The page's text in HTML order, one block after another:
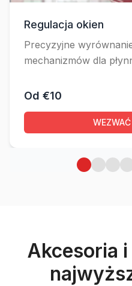
Regulacja okien
Precyzyjne
mechanizmów dla
Od €10
Akcesoria